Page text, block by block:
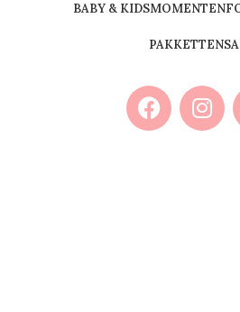
BABY & KIDSMOMENTEN
PAKKETTEN